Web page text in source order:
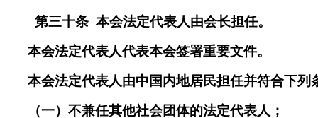
第三十条 本会法定代表人由会长担任。
本会法定代表人代表本会签署重要文件。
本会法定代表人由中国内地居民担任并符合下列
（一）不兼任其他社会团体的法定代表人；